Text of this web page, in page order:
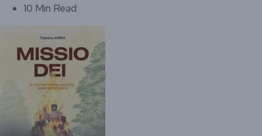
10 Min Read